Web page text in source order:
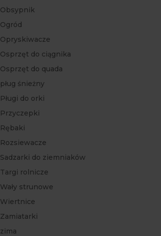
Obsypnik
Ogród
Opryskiwacze
Osprzęt do ciągnika
Osprzęt do quada
pług śnieżny
Pługi do orki
Przyczepki
Rębaki
Rozsiewacze
Sadzarki do ziemniaków
Targi rolnicze
Wały strunowe
Wiertnice
Zamiatarki
zima